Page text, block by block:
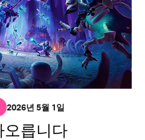
2026년 5월 1일
오릅니다